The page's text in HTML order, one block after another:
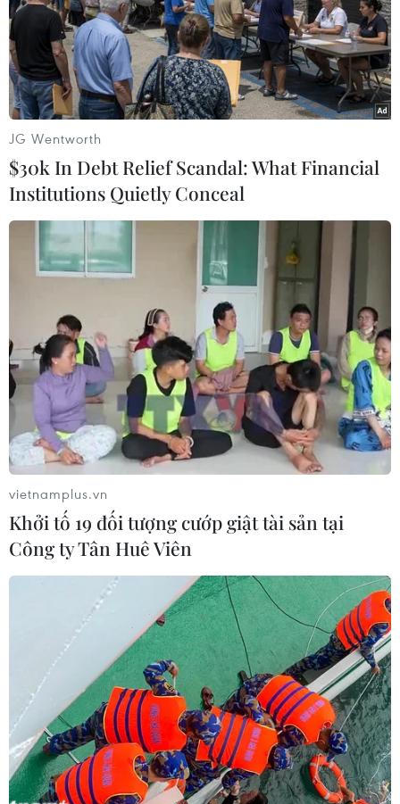
Những cuộc giải cứu người
bị mắc kẹt thành công trên thế giới
12/07/2018 02:28
Sau ba ngày chạy đua với thời gian khi đang mùa mưa
lũ, toàn bộ 12 cầu thủ nhí cùng huấn luyện viên của đội
bóng Wild Boars (Lợn Rừng) đã được đội cứu hộ đưa ra
khỏi hang Tham Luang.
Hình ảnh chưa từng công bố về
chiến dịch giải cứu đội bóng Thái Lan
12/07/2018 02:41
Trang Facebook của Lực lượng SEAL Thái Lan tối ngày
JG Wentworth
$30k In Debt Relief Scandal: What Financial
Institutions Quietly Conceal
vietnamplus.vn
Khởi tố 19 đối tượng cướp giật tài sản tại
Công ty Tân Huê Viên